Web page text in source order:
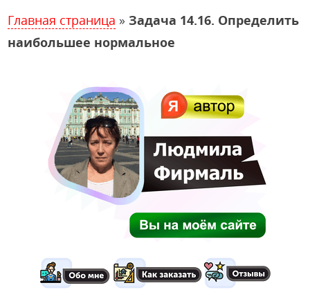
Главная страница » Задача 14.16. Определить
наибольшее нормальное